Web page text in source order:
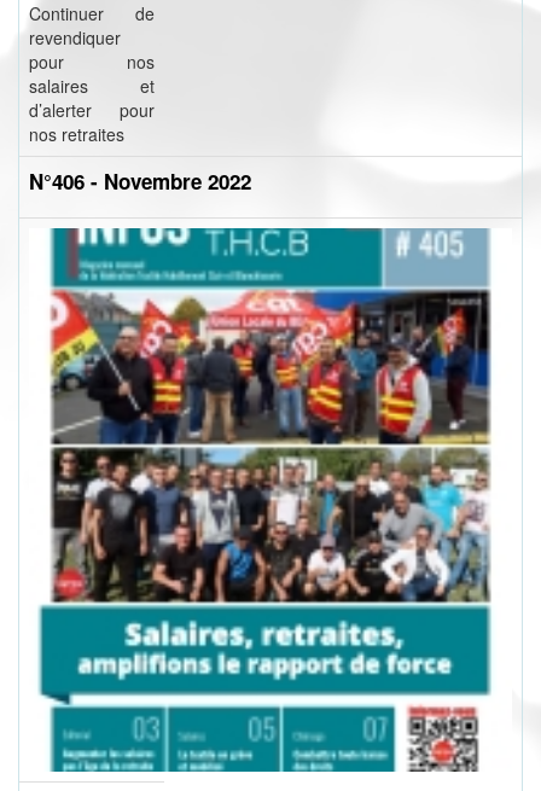
Continuer de
revendiquer
pour nos
salaires et
d’alerter pour
nos retraites
N°406 - Novembre 2022